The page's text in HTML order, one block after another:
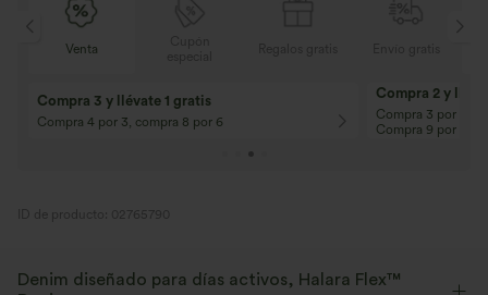
Venta
Compra 3 y llévate 1 gratis
Compra 4 por 3, compra 8 por 6
Compra 2 y
Compra 3 por 2,
Compra 9 por 6
ID de producto: 02765790
Denim diseñado para días activos, Halara Flex™